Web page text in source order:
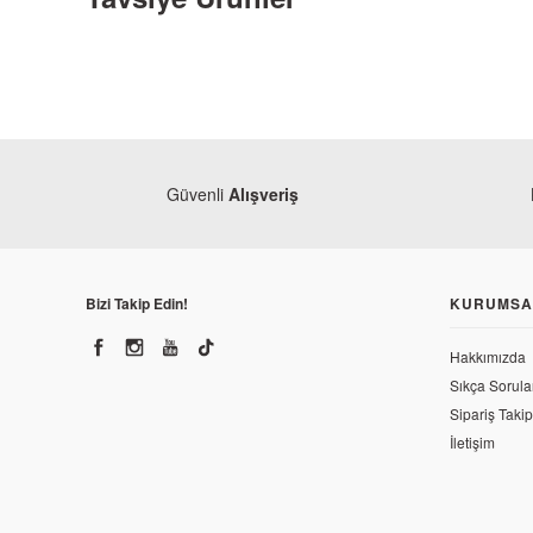
Bajaj
Güvenli Alışveriş
Bizi Takip Edin!
Hakkımızda
Sıkça
Sipariş Takip
İletişim